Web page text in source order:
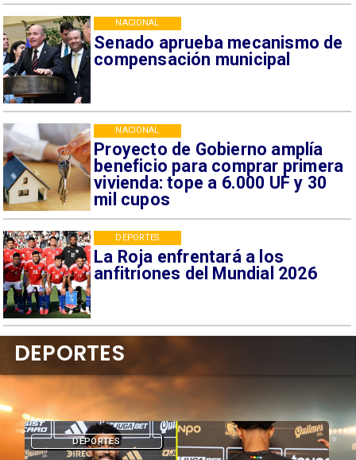
Senado aprueba mecanismo de
compensación municipal
NACIONAL
Proyecto de Gobierno amplía
beneficio para comprar primera
vivienda: tope a 6.000 UF y 30
mil cupos
NACIONAL
La Roja enfrentará a los
anfitriones del Mundial 2026
DEPORTES
DEPORTES
DEPORTES